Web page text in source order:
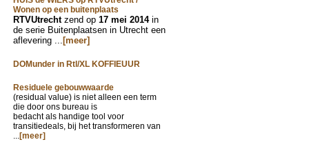
Wonen op een buitenplaats
RTVUtrechtzend op 17 mei 2014 in
de serie Buitenplaatsen in Utrecht een
aflevering ... [meer]
DOMunder in Rtl/XL KOFFIEUUR
Residuele gebouwwaarde
(residual value) is niet alleen een term
die door ons bureau is
bedacht als handige tool voor
transitiedeals, bij het transformeren van
...[meer]